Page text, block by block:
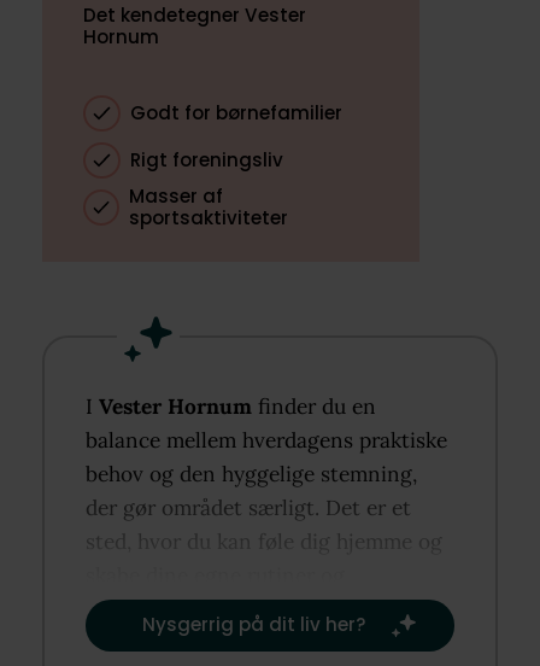
Det kendetegner Vester
Hornum
Godt for børnefamilier
Rigt foreningsliv
Masser af
sportsaktiviteter
IVester Hornum finder du en
balance mellem hverdagens praktiske
behov og den hyggelige stemning,
der gør området særligt. Det er et
sted, hvor du kan føle dig hjemme og
traditioner.​
Nysgerrig på dit liv her?​